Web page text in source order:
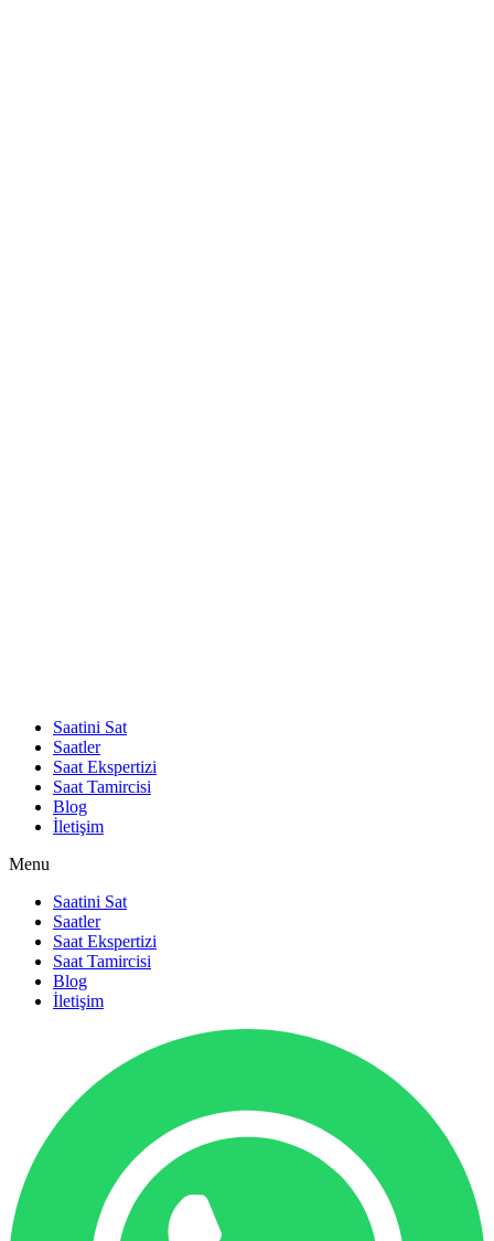
Saatini Sat
Saatler
Saat Ekspertizi
Saat Tamircisi
Blog
İletişim
Menu
Saatini Sat
Saatler
Saat Ekspertizi
Saat Tamircisi
Blog
İletişim